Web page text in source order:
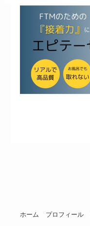
ホーム プロフィール